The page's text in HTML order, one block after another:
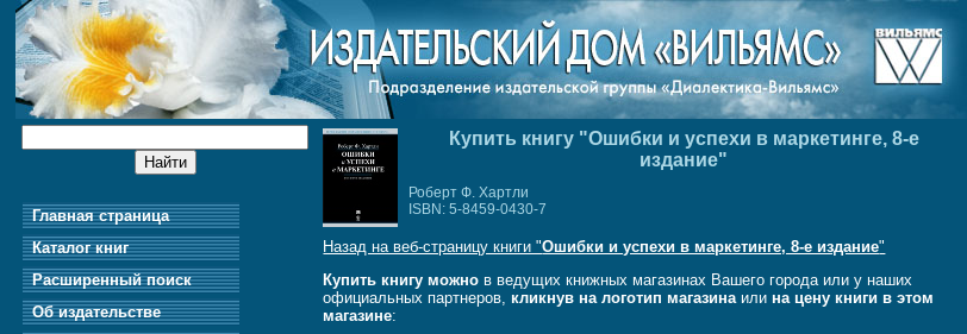
Главная страница
Каталог книг
Расширенный поиск
Об издательстве
Купить книгу "Ошибки и успехи в маркетинге, 8-е
издание"
Роберт Ф. Хартли
ISBN: 5-8459-0430-7
Назад на веб-страницу книги "Ошибки и успехи в маркетинге, 8-е издание"
Купить книгу можно в ведущих книжных магазинах Вашего города или у наших
официальных партнеров, кликнув на логотип магазинаили на цену книги в этом
магазине: